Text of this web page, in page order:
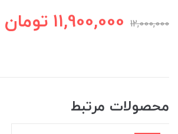
12,000,000
11,900,000 تومان
محصولات مرتبط